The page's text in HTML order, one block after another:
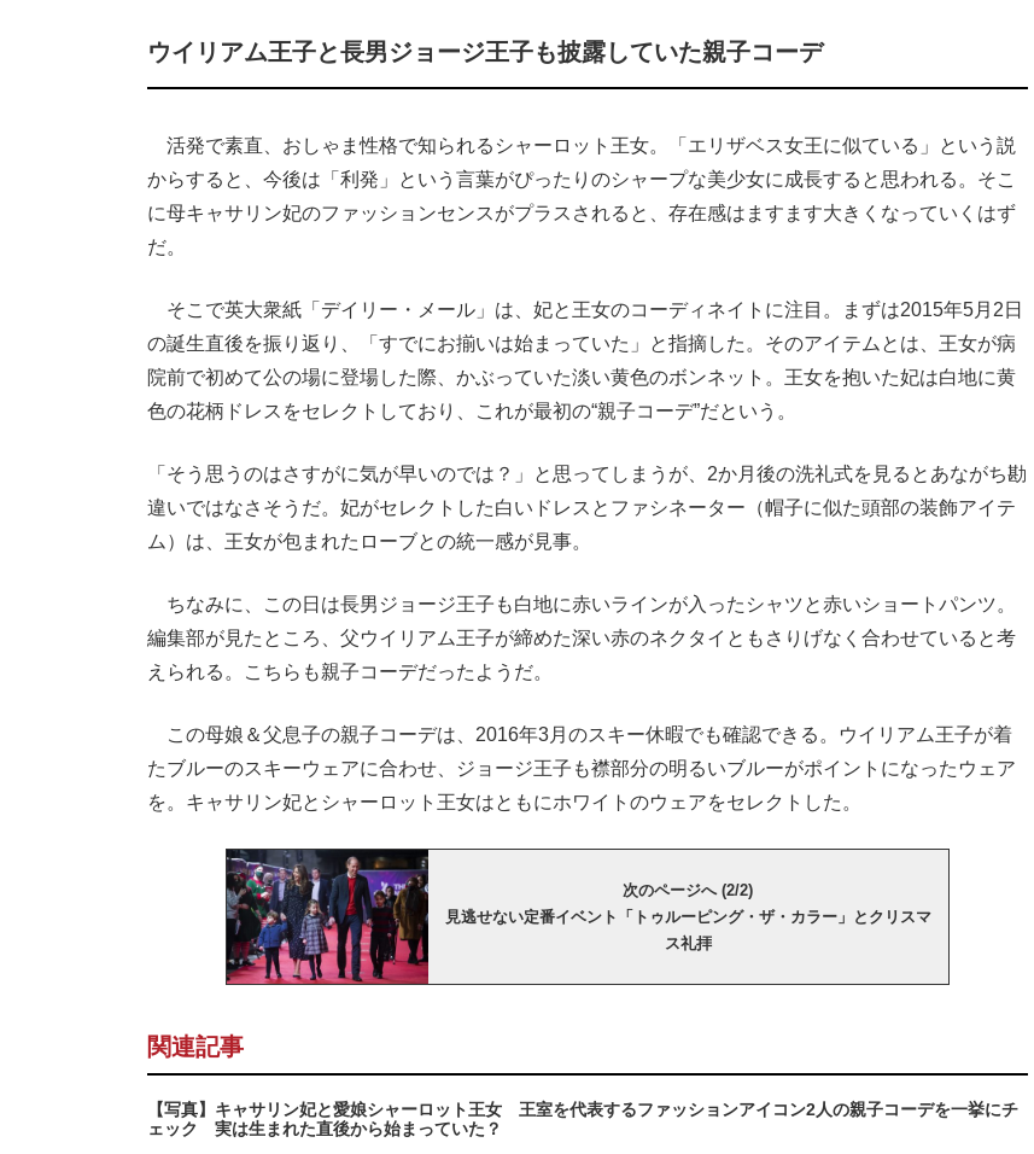
ウイリアム王子と長男ジョージ王子も披露していた親子コーデ
活発で素直、おしゃま性格で知られるシャーロット王女。「エリザベス女王に似ている」という説
からすると、今後は「利発」という言葉がぴったりのシャープな美少女に成長すると思われる。そこ
に母キャサリン妃のファッションセンスがプラスされると、存在感はますます大きくなっていくはず
だ。
そこで英大衆紙「デイリー・メール」は、妃と王女のコーディネイトに注目。まずは2015年5月2日
の誕生直後を振り返り、「すでにお揃いは始まっていた」と指摘した。そのアイテムとは、王女が病
院前で初めて公の場に登場した際、かぶっていた淡い黄色のボンネット。王女を抱いた妃は白地に黄
色の花柄ドレスをセレクトしており、これが最初の“親子コーデ”だという。
「そう思うのはさすがに気が早いのでは？」と思ってしまうが、2か月後の洗礼式を見るとあながち勘
違いではなさそうだ。妃がセレクトした白いドレスとファシネーター（帽子に似た頭部の装飾アイテ
ム）は、王女が包まれたローブとの統一感が見事。
ちなみに、この日は長男ジョージ王子も白地に赤いラインが入ったシャツと赤いショートパンツ。
編集部が見たところ、父ウイリアム王子が締めた深い赤のネクタイともさりげなく合わせていると考
えられる。こちらも親子コーデだったようだ。
この母娘＆父息子の親子コーデは、2016年3月のスキー休暇でも確認できる。ウイリアム王子が着
たブルーのスキーウェアに合わせ、ジョージ王子も襟部分の明るいブルーがポイントになったウェア
を。キャサリン妃とシャーロット王女はともにホワイトのウェアをセレクトした。
次のページへ (2/2)
見逃せない定番イベント「トゥルーピング・ザ・カラー」とクリスマ
ス礼拝
関連記事
【写真】キャサリン妃と愛娘シャーロット王女 王室を代表するファッションアイコン2人の親子コーデを一挙にチ
ェック 実は生まれた直後から始まっていた？